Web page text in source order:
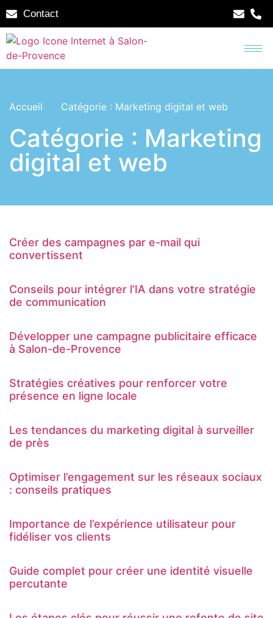
Contact
Accueil Catégorie : Marketing digital et web
Catégorie : Marketing
digital et web
Créer des campagnes par e-mail qui
convertissent
Conseils pour intégrer l’IA dans votre stratégie
de communication
Développer une campagne publicitaire efficace
à Salon-de-Provence
Stratégies créatives pour renforcer votre
présence en ligne locale
Les tendances du marketing digital à surveiller
de près
Optimiser l’engagement sur les réseaux sociaux
: conseils pratiques
Importance de l’expérience utilisateur pour
fidéliser vos clients
Guide complet pour créer une identité visuelle
percutante